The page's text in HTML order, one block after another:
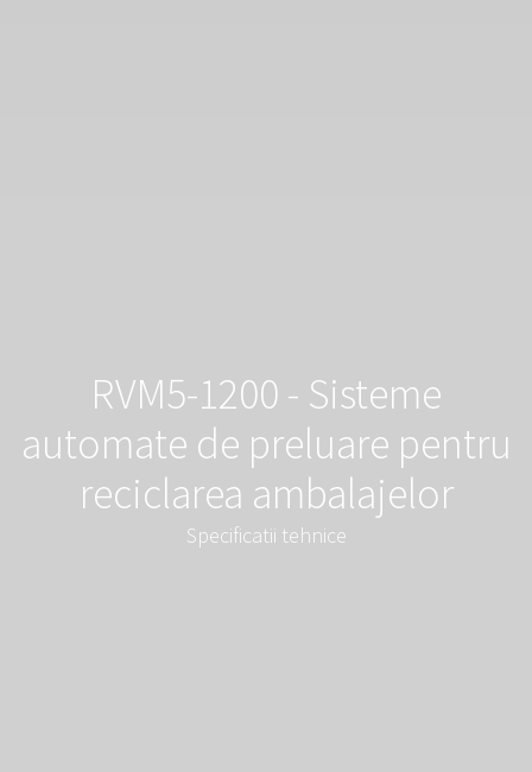
RVM5-1200 - Sisteme
automate de preluare pentru
reciclarea ambalajelor
Specificatii tehnice